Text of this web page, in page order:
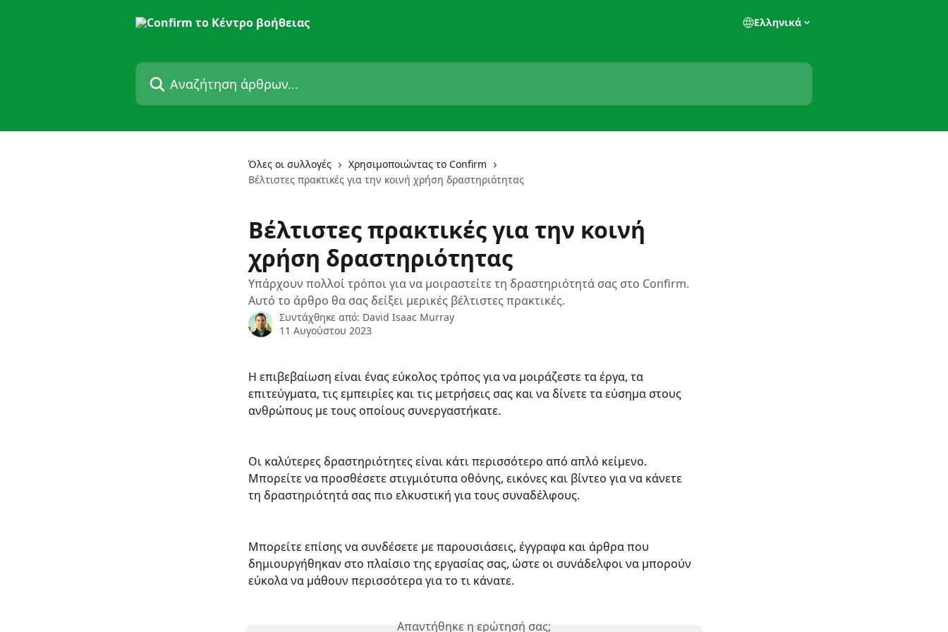
Ελληνικά
Αναζήτηση άρθρων...
Όλες οι συλλογές
Χρησιμοποιώντας το Confirm
Βέλτιστες πρακτικές για την κοινή χρήση δραστηριότητας
Βέλτιστες πρακτικές για την κοινή
χρήση δραστηριότητας
Υπάρχουν πολλοί τρόποι για να μοιραστείτε τη δραστηριότητά σας στο Confirm.
Αυτό το άρθρο θα σας δείξει μερικές βέλτιστες πρακτικές.
Συντάχθηκε από: David Isaac Murray
11 Αυγούστου 2023
Η επιβεβαίωση είναι ένας εύκολος τρόπος για να μοιράζεστε τα έργα, τα
επιτεύγματα, τις εμπειρίες και τις μετρήσεις σας και να δίνετε τα εύσημα στους
ανθρώπους με τους οποίους συνεργαστήκατε.
Οι καλύτερες δραστηριότητες είναι κάτι περισσότερο από απλό κείμενο.
Μπορείτε να προσθέσετε στιγμιότυπα οθόνης, εικόνες και βίντεο για να κάνετε
τη δραστηριότητά σας πιο ελκυστική για τους συναδέλφους.
Μπορείτε επίσης να συνδέσετε με παρουσιάσεις, έγγραφα και άρθρα που
δημιουργήθηκαν στο πλαίσιο της εργασίας σας, ώστε οι συνάδελφοι να μπορούν
εύκολα να μάθουν περισσότερα για το τι κάνατε.
Απαντήθηκε η ερώτησή σας;